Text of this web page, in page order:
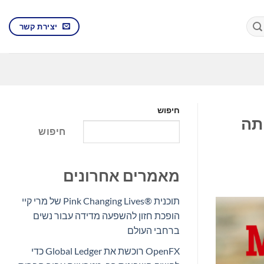
יצירת קשר
חיפוש
חיפוש
מאמרים אחרונים
תוכנית Pink Changing Lives®‎ של מרי קיי
הופכת חזון להשפעה מדידה עבור נשים
ברחבי העולם
OpenFX רוכשת את Global Ledger כדי